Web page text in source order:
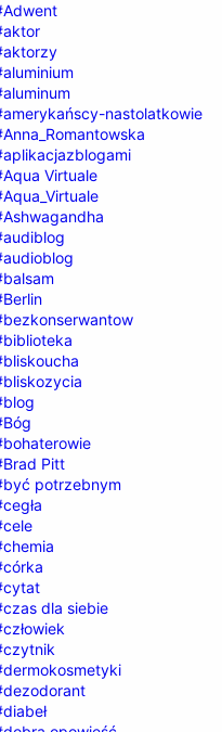
nastolatkowie
Virtuale
Pitt
potrzebnym
dla siebie